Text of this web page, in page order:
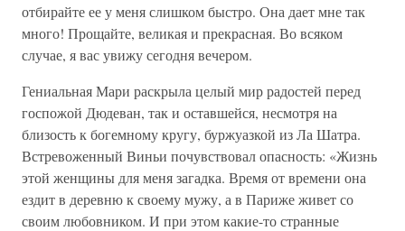
отбирайте ее у меня слишком быстро. Она дает мне так
много! Прощайте, великая и прекрасная. Во всяком
случае, я вас увижу сегодня вечером.
Гениальная Мари раскрыла целый мир радостей перед
госпожой Дюдеван, так и оставшейся, несмотря на
близость к богемному кругу, буржуазкой из Ла Шатра.
Встревоженный Виньи почувствовал опасность: «Жизнь
этой женщины для меня загадка. Время от времени она
ездит в деревню к своему мужу, а в Париже живет со
своим любовником. И при этом какие-то странные